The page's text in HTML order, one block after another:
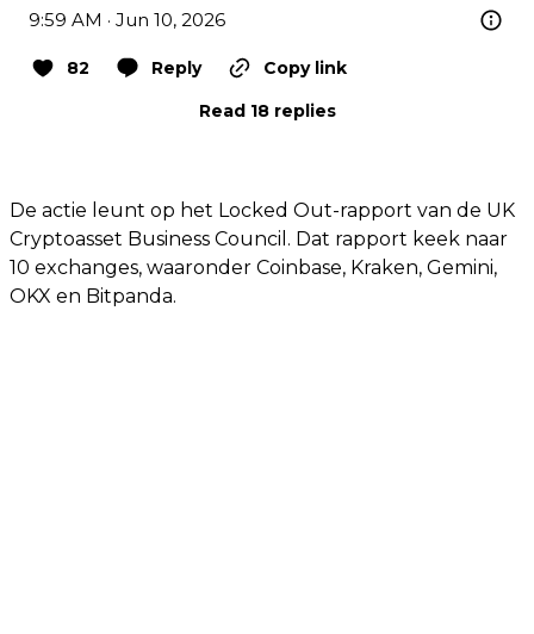
9:59 AM · Jun 10, 2026
82 Reply
Copy link
Read 18 replies
De actie leunt op het Locked Out-rapport van de UK
Cryptoasset Business Council. Dat rapport keek naar
10 exchanges, waaronder Coinbase, Kraken, Gemini,
OKX en Bitpanda.